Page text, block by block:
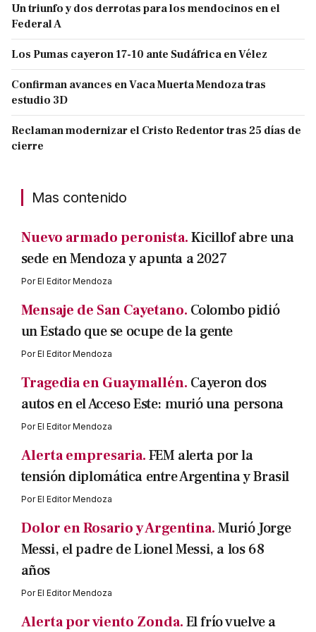
Un triunfo y dos derrotas para los mendocinos en el
Federal A
Los Pumas cayeron 17-10 ante Sudáfrica en Vélez
Confirman avances en Vaca Muerta Mendoza tras
estudio 3D
Reclaman modernizar el Cristo Redentor tras 25 días de
cierre
Mas contenido
Nuevo armado peronista.Kicillof abre una
sede en Mendoza y apunta a 2027
PorEl Editor Mendoza
Mensaje de San Cayetano. Colombo pidió
un Estado que se ocupe de la gente
PorEl Editor Mendoza
Tragedia en Guaymallén. Cayeron dos
autos en el Acceso Este: murió una persona
PorEl Editor Mendoza
Alerta empresaria.FEM alerta por la
tensión diplomática entre Argentina y Brasil
PorEl Editor Mendoza
Dolor en Rosario y Argentina.Murió Jorge
Messi, el padre de Lionel Messi, a los 68
años
PorEl Editor Mendoza
Alerta por viento Zonda.El frío vuelve a